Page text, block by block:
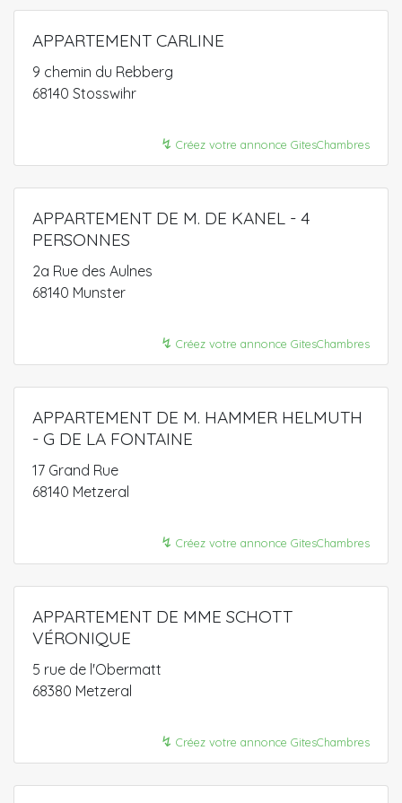
APPARTEMENT CARLINE
9 chemin du Rebberg
68140 Stosswihr
↯ Créez votre annonce GitesChambres
APPARTEMENT DE M. DE KANEL - 4
PERSONNES
2a Rue des Aulnes
68140 Munster
↯ Créez votre annonce GitesChambres
APPARTEMENT DE M. HAMMER HELMUTH
- G DE LA FONTAINE
17 Grand Rue
68140 Metzeral
↯ Créez votre annonce GitesChambres
APPARTEMENT DE MME SCHOTT
VÉRONIQUE
5 rue de l'Obermatt
68380 Metzeral
↯ Créez votre annonce GitesChambres